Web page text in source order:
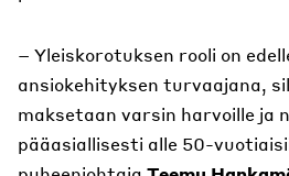
– Yleiskorotuksen rooli on
ansiokehityksen turvaajana,
maksetaan varsin harvoille ja
pääasiallisesti alle 50-